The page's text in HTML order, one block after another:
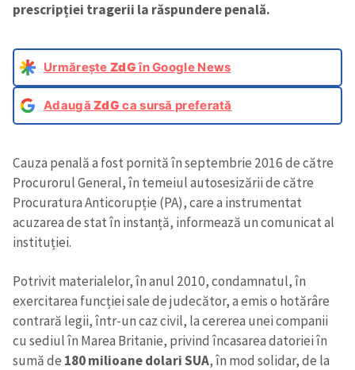
prescripției tragerii la răspundere penală.
Urmărește ZdGîn Google News
AdaugăZdG ca sursă preferată
Cauza penală a fost pornită în septembrie 2016 de către
Procurorul General, în temeiul autosesizării de către
Procuratura Anticorupție (PA), care a instrumentat
acuzarea de stat în instanță, informează un comunicat al
instituției.
Potrivit materialelor, în anul 2010, condamnatul, în
exercitarea funcției sale de judecător, a emis o hotărâre
contrară legii, într-un caz civil, la cererea unei companii
cu sediul în Marea Britanie, privind încasarea datoriei în
sumă de 180 milioane dolari SUA, în mod solidar, de la